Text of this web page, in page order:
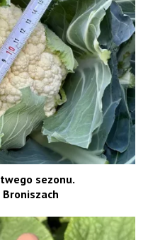
sezonu.